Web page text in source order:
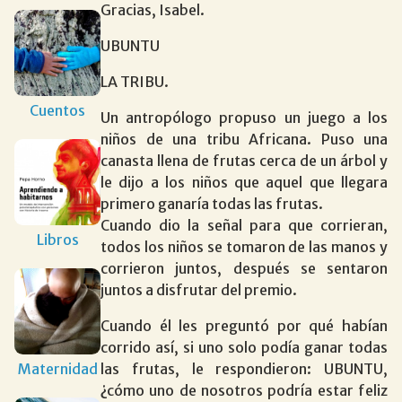
Cuentos
Libros
Maternidad
Gracias, Isabel.
UBUNTU
LA TRIBU.
Un antropólogo propuso un juego a los
niños de una tribu Africana. Puso una
canasta llena de frutas cerca de un árbol y
le dijo a los niños que aquel que llegara
primero ganaría todas las frutas.
Cuando dio la señal para que corrieran,
todos los niños se tomaron de las manos y
corrieron juntos, después se sentaron
juntos a disfrutar del premio.
Cuando él les preguntó por qué habían
corrido así, si uno solo podía ganar todas
las frutas, le respondieron: UBUNTU,
¿cómo uno de nosotros podría estar feliz